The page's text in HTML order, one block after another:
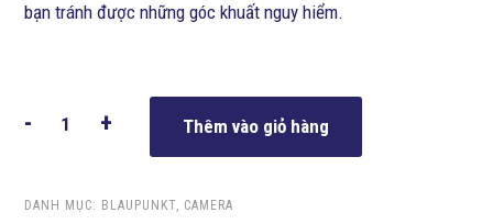
bạn tránh được những góc khuất nguy hiểm.
- + Thêm vào giỏ hàng
DANH MỤC: BLAUPUNKT, CAMERA